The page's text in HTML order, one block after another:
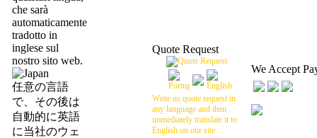
che sarà
automaticamente
tradotto in
inglese sul
nostro sito web.
任意の言語
で、その後は
自動的に英語
に当社のウェ
Quote Request
Write us quote request in
any language and then
immediately translate it to
English on our site
We Accept